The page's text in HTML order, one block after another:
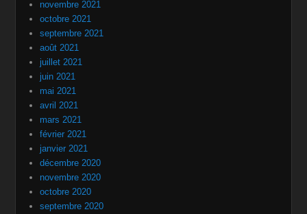
novembre 2021
octobre 2021
septembre 2021
août 2021
juillet 2021
juin 2021
mai 2021
avril 2021
mars 2021
février 2021
janvier 2021
décembre 2020
novembre 2020
octobre 2020
septembre 2020